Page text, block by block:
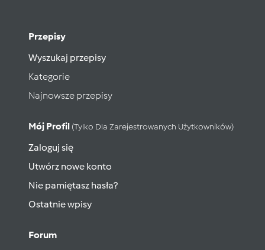
Przepisy
Wyszukaj przepisy
Kategorie
Najnowsze przepisy
Mój Profil (tylko Dla Zarejestrowanych Użytkowników)
Zaloguj się
Utwórz nowe konto
Nie pamiętasz hasła?
Ostatnie wpisy
Forum